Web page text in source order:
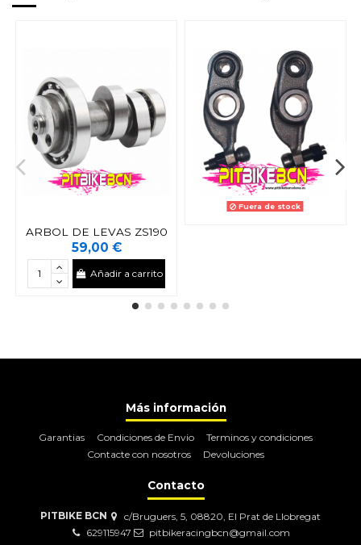
ARBOL DE LEVAS ZS190
59,00 €
Añadir a carrito
Fuera de stock
Más información
Garantias Condiciones de Envio
Terminos y condiciones
Contacte con nosotros
Devoluciones
Contacto
PITBIKE BCN
c/Bruguers, 5, 08820, El Prat de Llobregat
629115947
pitbikeracingbcn@gmail.com